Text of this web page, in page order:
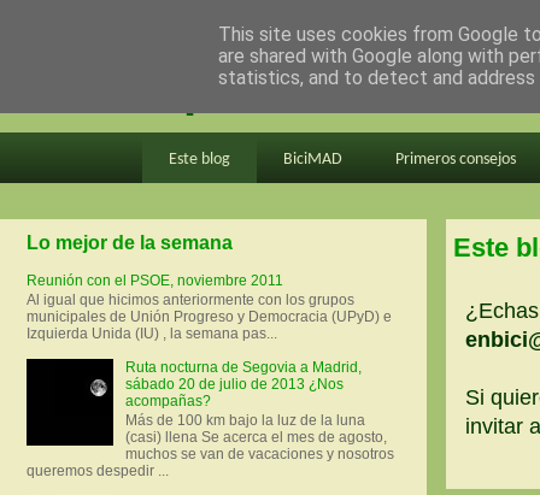
en bici por madrid
Este blog BiciMAD Primeros consejos
Este
Si
invitar
Lo mejor de la semana
Reunión con el PSOE, noviembre 2011
Al igual que hicimos anteriormente con los grupos
municipales de Unión Progreso y Democracia (UPyD) e
Izquierda Unida (IU) , la semana pas...
Ruta nocturna de Segovia a Madrid,
sábado 20 de julio de 2013 ¿Nos
acompañas?
Más de 100 km bajo la luz de la luna
(casi) llena Se acerca el mes de agosto,
muchos se van de vacaciones y nosotros
queremos despedir ...
This site uses cookies from Google
are shared with Google along with
statistics, and to detect and address